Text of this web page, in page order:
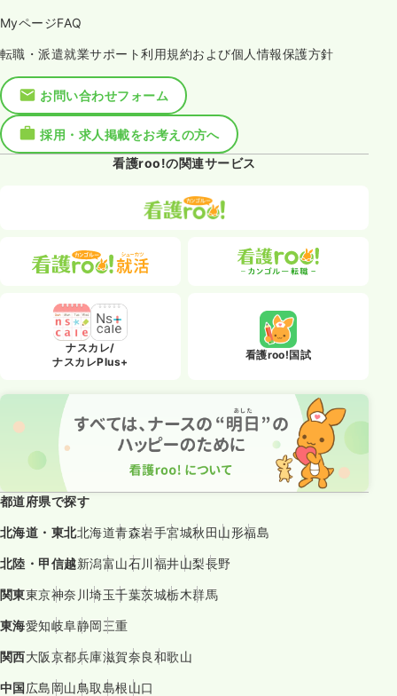
MyページFAQ
転職・派遣就業サポート利用規約および個人情報保護方針
お問い合わせフォーム
採用・求人掲載をお考えの方へ
看護roo!の関連サービス
ナスカレ/
ナスカレPlus+
看護roo!国試
都道府県で探す
北海道・東北北海道青森岩手宮城秋田山形福島
北陸・甲信越新潟富山石川福井山梨長野
関東東京神奈川埼玉千葉茨城栃木群馬
東海愛知岐阜静岡三重
関西大阪京都兵庫滋賀奈良和歌山
中国広島岡山鳥取島根山口